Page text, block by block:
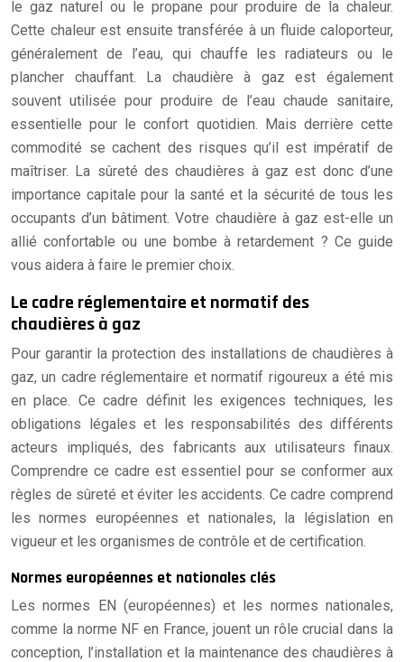
le gaz naturel ou le propane pour produire de la chaleur.
Cette chaleur est ensuite transférée à un fluide caloporteur,
généralement de l’eau, qui chauffe les radiateurs ou le
plancher chauffant. La chaudière à gaz est également
souvent utilisée pour produire de l’eau chaude sanitaire,
essentielle pour le confort quotidien. Mais derrière cette
commodité se cachent des risques qu’il est impératif de
maîtriser. La sûreté des chaudières à gaz est donc d’une
importance capitale pour la santé et la sécurité de tous les
occupants d’un bâtiment. Votre chaudière à gaz est-elle un
allié confortable ou une bombe à retardement ? Ce guide
vous aidera à faire le premier choix.
Le cadre réglementaire et normatif des
chaudières à gaz
Pour garantir la protection des installations de chaudières à
gaz, un cadre réglementaire et normatif rigoureux a été mis
en place. Ce cadre définit les exigences techniques, les
obligations légales et les responsabilités des différents
acteurs impliqués, des fabricants aux utilisateurs finaux.
Comprendre ce cadre est essentiel pour se conformer aux
règles de sûreté et éviter les accidents. Ce cadre comprend
les normes européennes et nationales, la législation en
vigueur et les organismes de contrôle et de certification.
Normes européennes et nationales clés
Les normes EN (européennes) et les normes nationales,
comme la norme NF en France, jouent un rôle crucial dans la
conception, l’installation et la maintenance des chaudières à